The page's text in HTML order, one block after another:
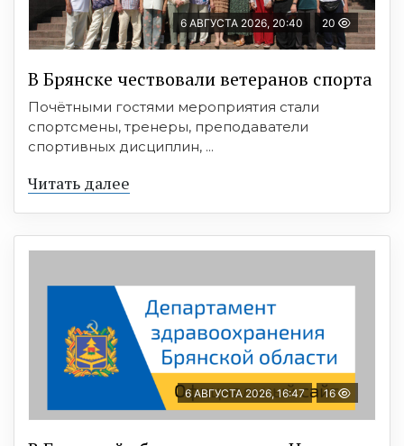
6 АВГУСТА 2026, 20:40 20
В Брянске чествовали ветеранов спорта
Почётными гостями мероприятия стали
спортсмены, тренеры, преподаватели
спортивных дисциплин, ...
Читать далее
6 АВГУСТА 2026, 16:47 16